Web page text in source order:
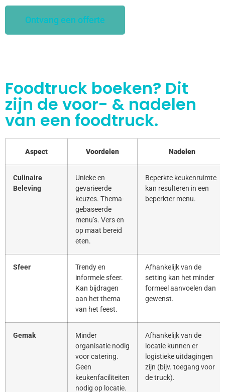
Ontvang een offerte
Foodtruck boeken? Dit
zijn de voor- & nadelen
van een foodtruck.
Aspect Voordelen Nadelen
Culinaire
Beleving
Unieke en
gevarieerde
keuzes. Thema-
gebaseerde
menu’s. Vers en
op maat bereid
eten.
Beperkte keukenruimte
kan resulteren in een
beperkter menu.
Sfeer
Trendy en
informele sfeer.
Kan bijdragen
aan het thema
van het feest.
Afhankelijk van de
setting kan het minder
formeel aanvoelen dan
gewenst.
Gemak
Minder
organisatie nodig
voor catering.
Geen
keukenfaciliteiten
nodig op locatie.
Afhankelijk van de
locatie kunnen er
logistieke uitdagingen
zijn (bijv. toegang voor
de truck).